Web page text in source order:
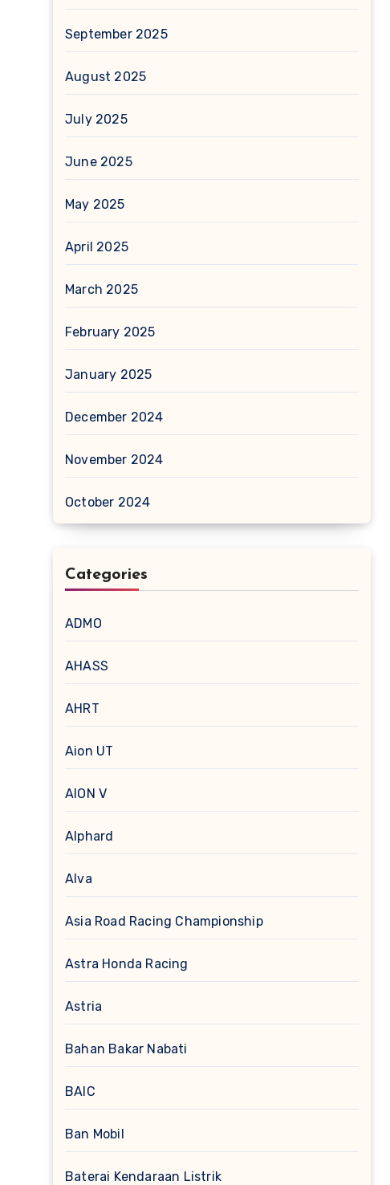
September 2025
August 2025
July 2025
June 2025
May 2025
April 2025
March 2025
February 2025
January 2025
December 2024
November 2024
October 2024
Categories
ADMO
AHASS
AHRT
Aion UT
AION V
Alphard
Alva
Asia Road Racing Championship
Astra Honda Racing
Astria
Bahan Bakar Nabati
BAIC
Ban Mobil
Baterai Kendaraan Listrik